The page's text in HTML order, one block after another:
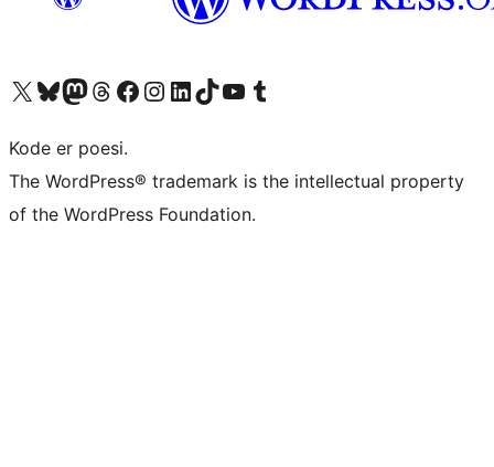
Besøk vår konto på X Visit our Bluesky account
Besøk vår Mastodon-konto
Visit our Threads account
Besøk vår Facebook-sideBesøk vår Instagram-konto
Besøk vår LinkedIn-konto
Visit our TikTok account
Visit our YouTube channel
Visit our Tumblr account
Kode er poesi.
The WordPress® trademark is the intellectual property
of the WordPress Foundation.